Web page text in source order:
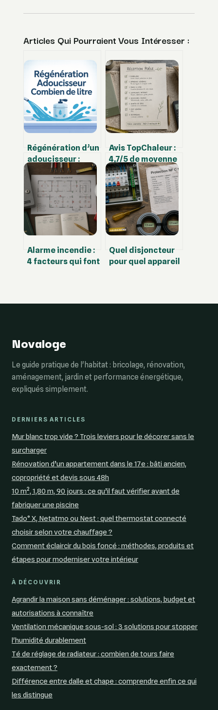
Articles Qui Pourraient Vous Intéresser :
Régénération d’un
adoucisseur :
combien de litres
faut-il vraiment
prévoir ?
Avis TopChaleur :
4,7/5 de moyenne
et 3 points de
vigilance avant
votre commande
Alarme incendie :
4 facteurs qui font
Quel disjoncteur
pour quel appareil
Novaloge
Le guide pratique de l'habitat : bricolage, rénovation,
aménagement, jardin et performance énergétique,
expliqués simplement.
DERNIERS ARTICLES
Mur blanc trop vide ? Trois leviers pour le décorer sans le
surcharger
Rénovation d’un appartement dans le 17e : bâti ancien,
copropriété et devis sous 48h
10 m², 1,80 m, 90 jours : ce qu’il faut vérifier avant de
fabriquer une piscine
Tado° X, Netatmo ou Nest : quel thermostat connecté
choisir selon votre chauffage ?
Comment éclaircir du bois foncé : méthodes, produits et
étapes pour moderniser votre intérieur
À DÉCOUVRIR
Agrandir la maison sans déménager : solutions, budget et
autorisations à connaître
Ventilation mécanique sous-sol : 3 solutions pour stopper
l'humidité durablement
Té de réglage de radiateur : combien de tours faire
exactement ?
Différence entre dalle et chape : comprendre enfin ce qui
les distingue